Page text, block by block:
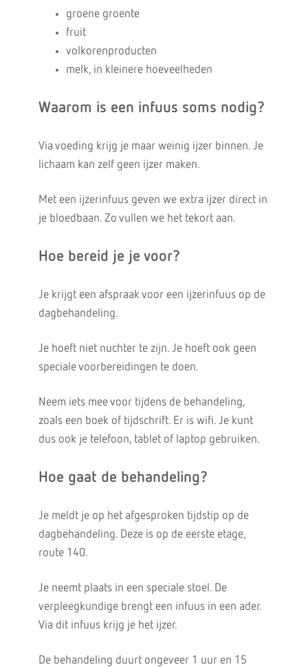
groene groente
fruit
volkorenproducten
melk, in kleinere hoeveelheden
Waarom is een infuus soms nodig?
Via voeding krijg je maar weinig ijzer binnen. Je
lichaam kan zelf geen ijzer maken.
Met een ijzerinfuus geven we extra ijzer direct in
je bloedbaan. Zo vullen we het tekort aan.
Hoe bereid je je voor?
Je krijgt een afspraak voor een ijzerinfuus op de
dagbehandeling.
Je hoeft niet nuchter te zijn. Je hoeft ook geen
speciale voorbereidingen te doen.
Neem iets mee voor tijdens de behandeling,
zoals een boek of tijdschrift. Er is wifi. Je kunt
dus ook je telefoon, tablet of laptop gebruiken.
Hoe gaat de behandeling?
Je meldt je op het afgesproken tijdstip op de
dagbehandeling. Deze is op de eerste etage,
route 140.
Je neemt plaats in een speciale stoel. De
verpleegkundige brengt een infuus in een ader.
Via dit infuus krijg je het ijzer.
De behandeling duurt ongeveer 1 uur en 15